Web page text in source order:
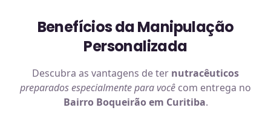
Benefícios da Manipulação
Personalizada
Descubra as vantagens de ter nutracêuticos
preparados especialmente para você com entrega no
Bairro Boqueirão em Curitiba.